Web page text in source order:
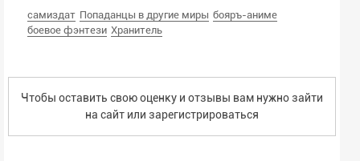
самиздат Попаданцы в другие миры бояръ-аниме
боевое фэнтези Хранитель
Чтобы оставить свою оценку и отзывы вам нужно зайти
на сайт или зарегистрироваться